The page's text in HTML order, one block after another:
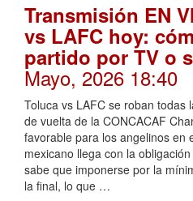
Transmisión EN
vs LAFC hoy:
partido por TV o
Mayo, 2026 18:40
Toluca vs LAFC se roban todas
de vuelta de la CONCACAF
favorable para los angelinos en
mexicano llega con la
sabe que imponerse por la
la final, lo que …